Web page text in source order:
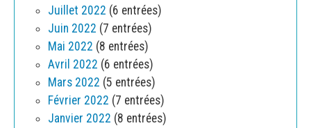
Juillet 2022 (6 entrées)
Juin 2022 (7 entrées)
Mai 2022 (8 entrées)
Avril 2022 (6 entrées)
Mars 2022 (5 entrées)
Février 2022 (7 entrées)
Janvier 2022 (8 entrées)